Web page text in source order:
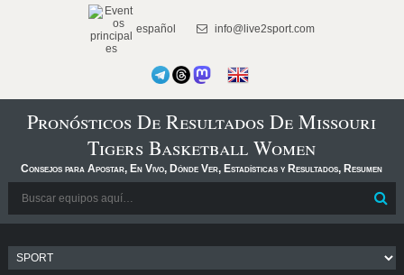
español info@live2sport.com
Pronósticos De Resultados De Missouri
Tigers Basketball Women
Consejos para Apostar, En Vivo, Dónde Ver, Estadísticas y Resultados, Resumen